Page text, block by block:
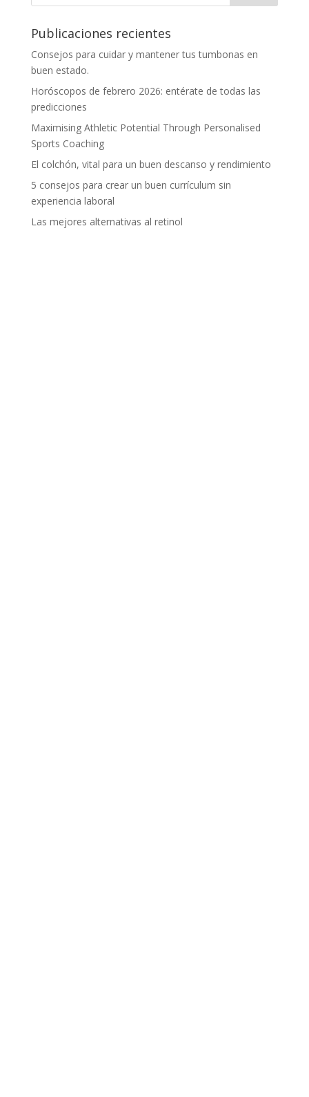
Publicaciones recientes
Consejos para cuidar y mantener tus tumbonas en
buen estado.
Horóscopos de febrero 2026: entérate de todas las
predicciones
Maximising Athletic Potential Through Personalised
Sports Coaching
El colchón, vital para un buen descanso y rendimiento
5 consejos para crear un buen currículum sin
experiencia laboral
Las mejores alternativas al retinol